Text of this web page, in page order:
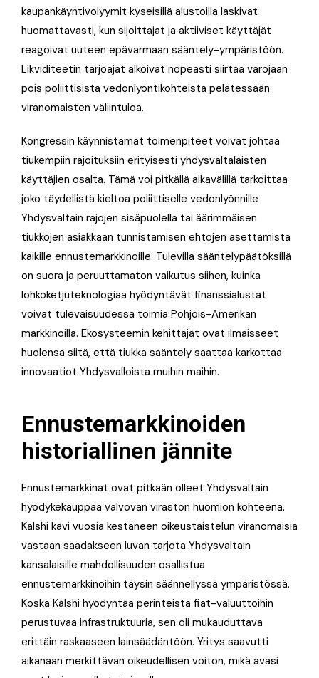
kaupankäyntivolyymit kyseisillä alustoilla laskivat
huomattavasti, kun sijoittajat ja aktiiviset käyttäjät
reagoivat uuteen epävarmaan sääntely-ympäristöön.
Likviditeetin tarjoajat alkoivat nopeasti siirtää varojaan
pois poliittisista vedonlyöntikohteista pelätessään
viranomaisten väliintuloa.
Kongressin käynnistämät toimenpiteet voivat johtaa
tiukempiin rajoituksiin erityisesti yhdysvaltalaisten
käyttäjien osalta. Tämä voi pitkällä aikavälillä tarkoittaa
joko täydellistä kieltoa poliittiselle vedonlyönnille
Yhdysvaltain rajojen sisäpuolella tai äärimmäisen
tiukkojen asiakkaan tunnistamisen ehtojen asettamista
kaikille ennustemarkkinoille. Tulevilla sääntelypäätöksillä
on suora ja peruuttamaton vaikutus siihen, kuinka
lohkoketjuteknologiaa hyödyntävät finanssialustat
voivat tulevaisuudessa toimia Pohjois-Amerikan
markkinoilla. Ekosysteemin kehittäjät ovat ilmaisseet
huolensa siitä, että tiukka sääntely saattaa karkottaa
innovaatiot Yhdysvalloista muihin maihin.
Ennustemarkkinoiden
historiallinen jännite
Ennustemarkkinat ovat pitkään olleet Yhdysvaltain
hyödykekauppaa valvovan viraston huomion kohteena.
Kalshi kävi vuosia kestäneen oikeustaistelun viranomaisia
vastaan saadakseen luvan tarjota Yhdysvaltain
kansalaisille mahdollisuuden osallistua
ennustemarkkinoihin täysin säännellyssä ympäristössä.
Koska Kalshi hyödyntää perinteistä fiat-valuuttoihin
perustuvaa infrastruktuuria, sen oli mukauduttava
erittäin raskaaseen lainsäädäntöön. Yritys saavutti
aikanaan merkittävän oikeudellisen voiton, mikä avasi